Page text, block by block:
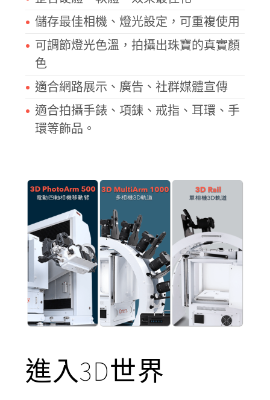
儲存最佳相機、燈光設定，可重複使用
可調節燈光色溫，拍攝出珠寶的真實顏
色
適合網路展示、廣告、社群媒體宣傳
適合拍攝手錶、項鍊、戒指、耳環、手
環等飾品。
進入3D世界